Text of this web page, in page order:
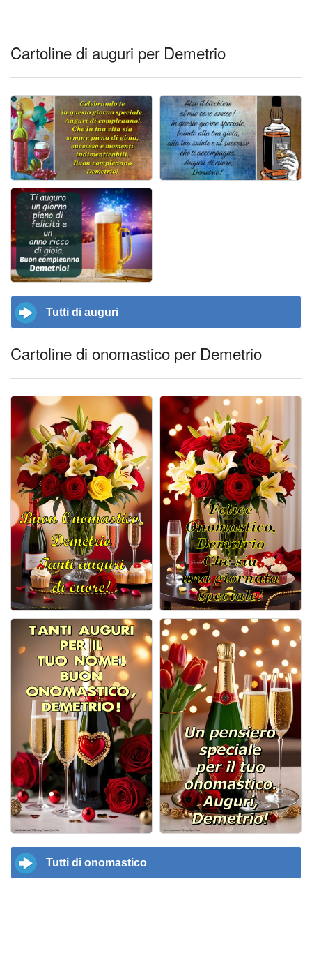
Cartoline di auguri per Demetrio
Tutti di auguri
Cartoline di onomastico per Demetrio
Tutti di onomastico